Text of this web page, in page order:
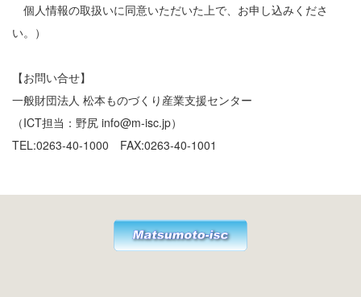
個人情報の取扱いに同意いただいた上で、お申し込みくださ
い。）
【お問い合せ】
一般財団法人 松本ものづくり産業支援センター
（ICT担当：野尻 info@m-isc.jp）
TEL:0263-40-1000 FAX:0263-40-1001